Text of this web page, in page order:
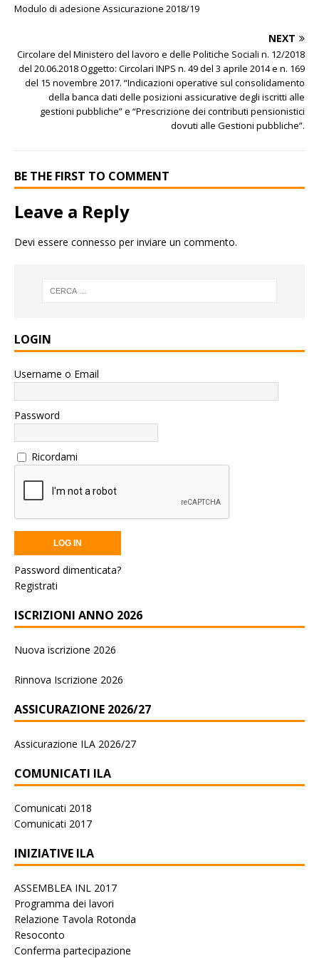
Modulo di adesione Assicurazione 2018/19
NEXT
Circolare del Ministero del lavoro e delle Politiche Sociali n. 12/2018
del 20.06.2018 Oggetto: Circolari INPS n. 49 del 3 aprile 2014 e n. 169
del 15 novembre 2017. “Indicazioni operative sul consolidamento
della banca dati delle posizioni assicurative degli iscritti alle
gestioni pubbliche” e “Prescrizione dei contributi pensionistici
dovuti alle Gestioni pubbliche”.
BE THE FIRST TO COMMENT
Leave a Reply
Devi essere connesso per inviare un commento.
LOGIN
Username o Email
Password
Ricordami
Password dimenticata?
Registrati
ISCRIZIONI ANNO 2026
Nuova iscrizione 2026
Rinnova Iscrizione 2026
ASSICURAZIONE 2026/27
Assicurazione ILA 2026/27
COMUNICATI ILA
Comunicati 2018
Comunicati 2017
INIZIATIVE ILA
ASSEMBLEA INL 2017
Programma dei lavori
Relazione Tavola Rotonda
Resoconto
Conferma partecipazione